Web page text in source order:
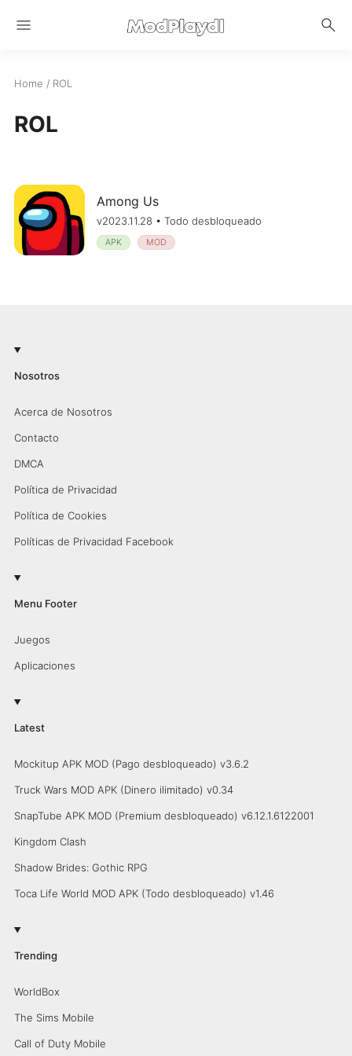
menu search
Home / ROL
ROL
Among Us
v2023.11.28 • Todo desbloqueado
APK MOD
Nosotros
Acerca de Nosotros
Contacto
DMCA
Política de Privacidad
Política de Cookies
Políticas de Privacidad Facebook
Menu Footer
Juegos
Aplicaciones
Latest
Mockitup APK MOD (Pago desbloqueado) v3.6.2
Truck Wars MOD APK (Dinero ilimitado) v0.34
SnapTube APK MOD (Premium desbloqueado) v6.12.1.6122001
Kingdom Clash
Shadow Brides: Gothic RPG
Toca Life World MOD APK (Todo desbloqueado) v1.46
Trending
WorldBox
The Sims Mobile
Call of Duty Mobile